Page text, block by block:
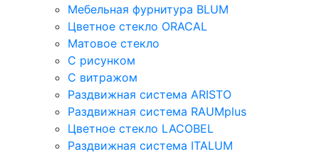
Мебельная фурнитура BLUM
Цветное стекло ORACAL
Матовое стекло
C рисунком
C витражом
Раздвижная система ARISTO
Раздвижная система RAUMplus
Цветное стекло LACOBEL
Раздвижная система ITALUM